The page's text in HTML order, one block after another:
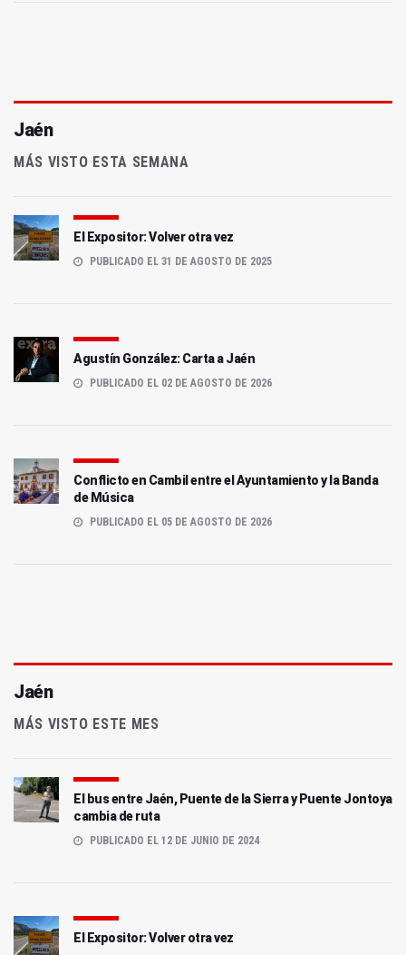
Jaén
MÁS VISTO ESTA SEMANA
El Expositor: Volver otra vez
PUBLICADO EL 31 DE AGOSTO DE 2025
Agustín González: Carta a Jaén
PUBLICADO EL 02 DE AGOSTO DE 2026
Conflicto en Cambil entre el Ayuntamiento y la Banda
de Música
PUBLICADO EL 05 DE AGOSTO DE 2026
Jaén
MÁS VISTO ESTE MES
El bus entre Jaén, Puente de la Sierra y Puente Jontoya
cambia de ruta
PUBLICADO EL 12 DE JUNIO DE 2024
El Expositor: Volver otra vez